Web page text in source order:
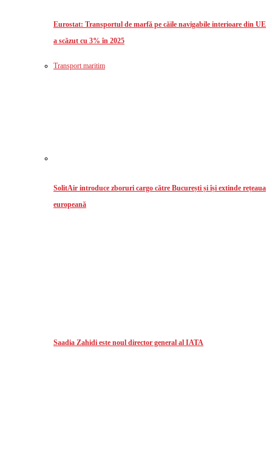
Eurostat: Transportul de marfă pe căile navigabile interioare din UE
a scăzut cu 3% în 2025
Transport maritim
SolitAir introduce zboruri cargo către București și își extinde rețeaua
europeană
Saadia Zahidi este noul director general al IATA